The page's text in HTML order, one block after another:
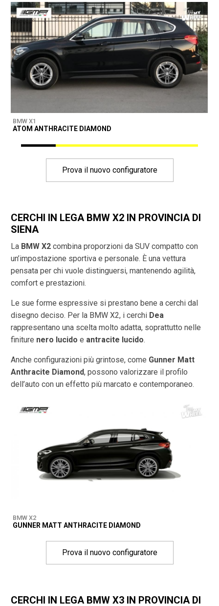
BMW X1
ATOM ANTHRACITE DIAMOND
Prova il nuovo configuratore
CERCHI IN LEGA BMW X2 IN PROVINCIA DI
SIENA
La BMW X2 combina proporzioni da SUV compatto con
un’impostazione sportiva e personale. È una vettura
pensata per chi vuole distinguersi, mantenendo agilità,
comfort e prestazioni.
Le sue forme espressive si prestano bene a cerchi dal
disegno deciso. Per la BMW X2, i cerchi Dea
rappresentano una scelta molto adatta, soprattutto nelle
finiture nero lucido e antracite lucido.
Anche configurazioni più grintose, come Gunner Matt
Anthracite Diamond, possono valorizzare il profilo
dell’auto con un effetto più marcato e contemporaneo.
BMW X2
GUNNER MATT ANTHRACITE DIAMOND
Prova il nuovo configuratore
CERCHI IN LEGA BMW X3 IN PROVINCIA DI